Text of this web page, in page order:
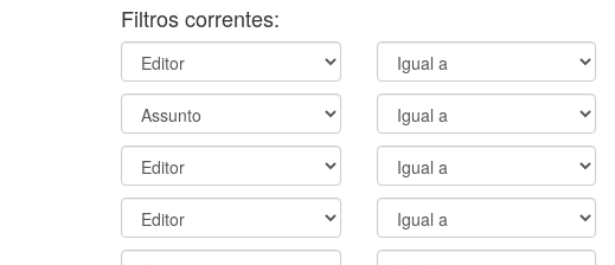
Filtros correntes: